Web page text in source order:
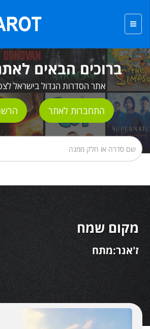
ברוכים הבאים
אתר הסדרות הגדול בישראל
התחברות לאתר
מקום שמח
ז'אנר:מתח